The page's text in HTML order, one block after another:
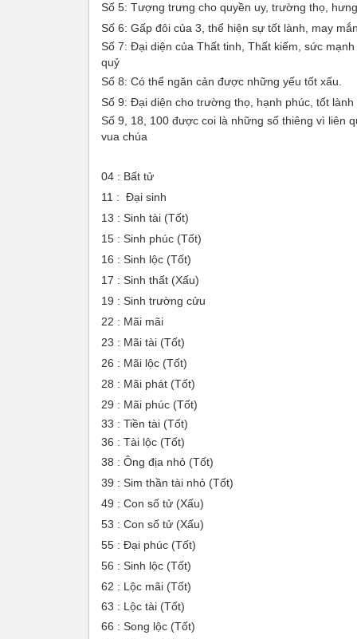
Số 5: Tượng trưng cho quyền uy, trường thọ,
Số 6: Gấp đôi của 3, thể hiện sự tốt lành, may
Số 7: Đại diện của Thất tinh, Thất kiếm, sức
quỷ
Số 8: Có thể ngăn cản được những yếu tốt xấu.
Số 9: Đại diện cho trường thọ, hạnh phúc, tốt lành
Số 9, 18, 100 được coi là những số thiêng vì liên
vua chúa
04 : Bất tử
11 : Đại sinh
13 : Sinh tài (Tốt)
15 : Sinh phúc (Tốt)
16 : Sinh lộc (Tốt)
17 : Sinh thất (Xấu)
19 : Sinh trường cửu
22 : Mãi mãi
23 : Mãi tài (Tốt)
26 : Mãi lộc (Tốt)
28 : Mãi phát (Tốt)
29 : Mãi phúc (Tốt)
33 : Tiền tài (Tốt)
36 : Tài lộc (Tốt)
38 : Ông địa nhỏ (Tốt)
39 : Sim thần tài nhỏ (Tốt)
49 : Con số tử (Xấu)
53 : Con số tử (Xấu)
55 : Đại phúc (Tốt)
56 : Sinh lộc (Tốt)
62 : Lộc mãi (Tốt)
63 : Lộc tài (Tốt)
66 : Song lộc (Tốt)